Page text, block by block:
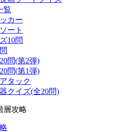
覧
カー
ート
10問
問(第2弾)
問(第1弾)
タック
クイズ(全20問)
層攻略